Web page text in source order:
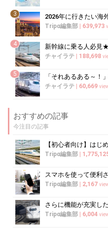
3
Tripα編集部 | 639,973
4 新幹線に乗る人必見
チャイラテ | 188,698
5 「それあるある～！
チャイラテ | 60,669
おすすめの記事
今注目の記事
【初心者向け】はじ
Tripα編集部 |
スマホを使って便利
Tripα編集部 | 2,167
さらに機能が充実し
Tripα編集部 | 6,004